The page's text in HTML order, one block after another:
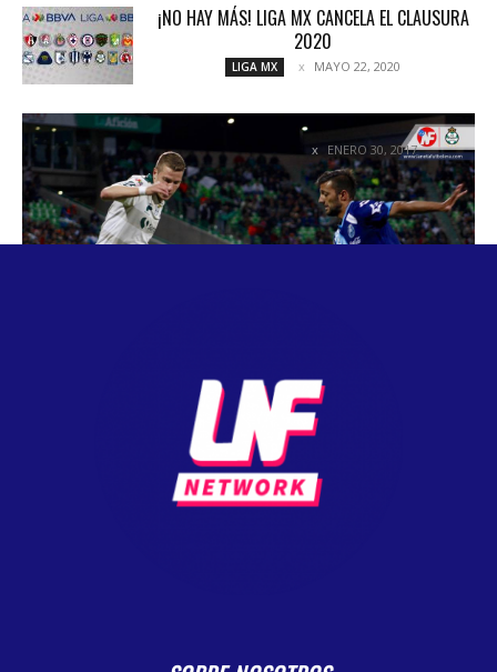
¡NO HAY MÁS! LIGA MX CANCELA EL CLAUSURA
2020
LIGA MX MAYO 22, 2020
GUERREROS INVICTOS AL GRITO DE GUERRA
COLUMNETAS ENERO 30, 2017